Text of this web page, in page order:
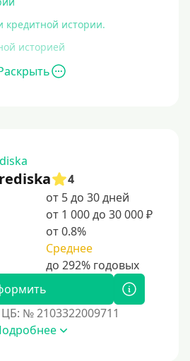
кредитной истории.
историей
4
от 5 до 30 дней
от 1 000 до 30 000 ₽
от 0.8%
Среднее
№ 2103322009711